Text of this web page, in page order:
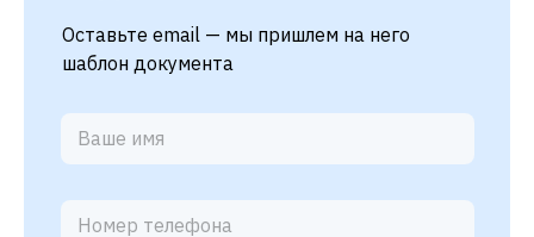
Оставьте email — мы пришлем на него
шаблон документа
Н